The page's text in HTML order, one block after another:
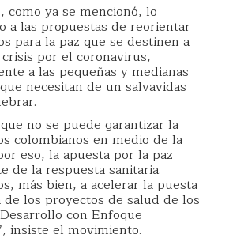
como ya se mencionó, lo
a las propuestas de reorientar
para la paz que se destinen a
por el coronavirus,
a las pequeñas y medianas
necesitan de un salvavidas
no se puede garantizar la
colombianos en medio de la
eso, la apuesta por la paz
de la respuesta sanitaria.
más bien, a acelerar la puesta
de los proyectos de salud de los
con Enfoque
insiste el movimiento.